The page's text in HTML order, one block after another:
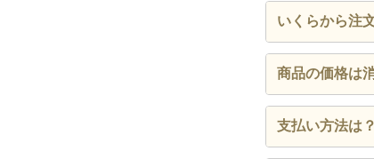
いくらから注
1,500円（税
が1,500円（
商品の価格は
消費税込みの
※全商品が軽減
支払い方法は？